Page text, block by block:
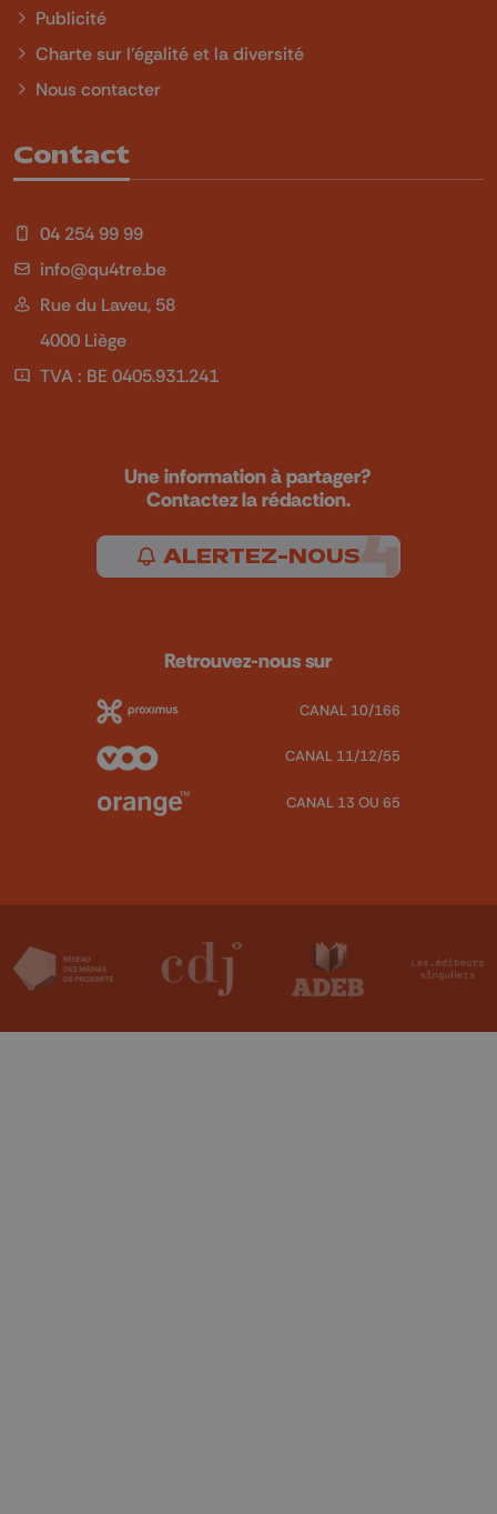
Publicité
Charte sur l'égalité et la diversité
Nous contacter
Contact
04 254 99 99
info@qu4tre.be
Rue du Laveu, 58
4000 Liège
TVA : BE 0405.931.241
Une information à partager?
Contactez la rédaction.
ALERTEZ-NOUS
Retrouvez-nous sur
CANAL 10/166
CANAL 11/12/55
CANAL 13 OU 65